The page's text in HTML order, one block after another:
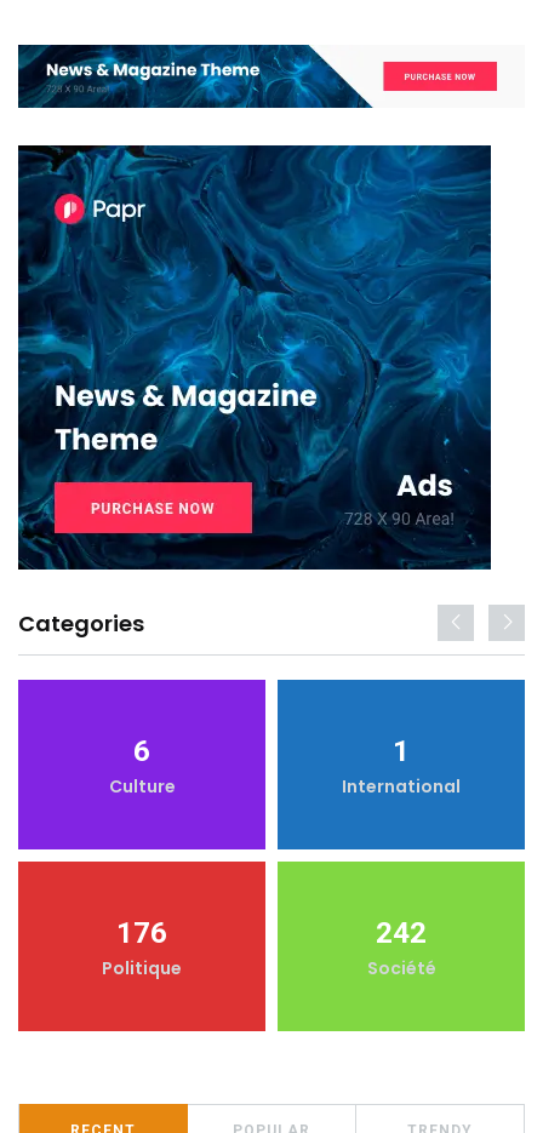
Categories
6
Culture
1
International
176
Politique
242
Société